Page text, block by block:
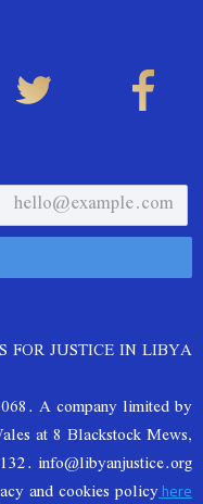
FOR JUSTICE IN LIBYA
A company limited by
at 8 Blackstock Mews,
info@libyanjustice.org
and cookies policyhere